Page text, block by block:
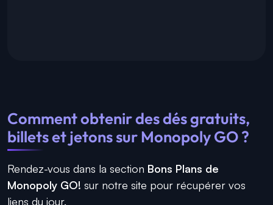
Comment obtenir des dés gratuits,
billets et jetons sur Monopoly GO ?
Rendez-vous dans la section Bons Plans de
Monopoly GO! sur notre site pour récupérer vos
liens du jour.